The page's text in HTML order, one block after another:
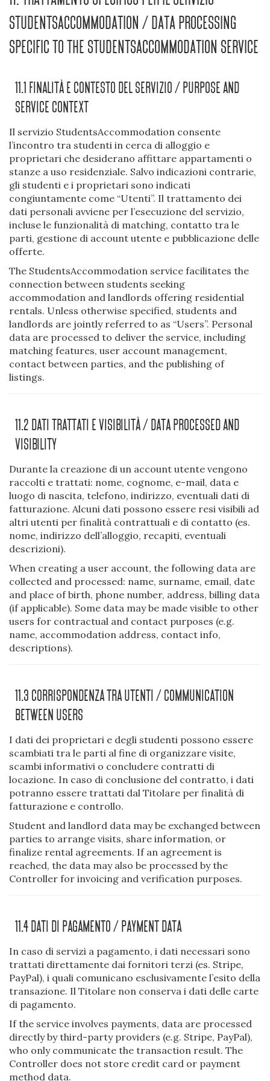
StudentsAccommodation / Data Processing
Specific to the StudentsAccommodation Service
11.1 Finalità E Contesto Del Servizio / Purpose And
Service Context
Il servizio StudentsAccommodation consente
l’incontro tra studenti in cerca di alloggio e
proprietari che desiderano affittare appartamenti o
stanze a uso residenziale. Salvo indicazioni contrarie,
gli studenti e i proprietari sono indicati
congiuntamente come “Utenti”. Il trattamento dei
dati personali avviene per l’esecuzione del servizio,
incluse le funzionalità di matching, contatto tra le
parti, gestione di account utente e pubblicazione delle
offerte.
The StudentsAccommodation service facilitates the
connection between students seeking
accommodation and landlords offering residential
rentals. Unless otherwise specified, students and
landlords are jointly referred to as “Users”. Personal
data are processed to deliver the service, including
matching features, user account management,
contact between parties, and the publishing of
listings.
11.2 Dati Trattati E Visibilità / Data Processed And
Visibility
Durante la creazione di un account utente vengono
raccolti e trattati: nome, cognome, e-mail, data e
luogo di nascita, telefono, indirizzo, eventuali dati di
fatturazione. Alcuni dati possono essere resi visibili ad
altri utenti per finalità contrattuali e di contatto (es.
nome, indirizzo dell’alloggio, recapiti, eventuali
descrizioni).
When creating a user account, the following data are
collected and processed: name, surname, email, date
and place of birth, phone number, address, billing data
(if applicable). Some data may be made visible to other
users for contractual and contact purposes (e.g.
name, accommodation address, contact info,
descriptions).
11.3 Corrispondenza Tra Utenti / Communication
Between Users
I dati dei proprietari e degli studenti possono essere
scambiati tra le parti al fine di organizzare visite,
scambi informativi o concludere contratti di
locazione. In caso di conclusione del contratto, i dati
potranno essere trattati dal Titolare per finalità di
fatturazione e controllo.
Student and landlord data may be exchanged between
parties to arrange visits, share information, or
finalize rental agreements. If an agreement is
reached, the data may also be processed by the
Controller for invoicing and verification purposes.
11.4 Dati Di Pagamento / Payment Data
In caso di servizi a pagamento, i dati necessari sono
trattati direttamente dai fornitori terzi (es. Stripe,
PayPal), i quali comunicano esclusivamente l’esito della
transazione. Il Titolare non conserva i dati delle carte
di pagamento.
If the service involves payments, data are processed
directly by third-party providers (e.g. Stripe, PayPal),
who only communicate the transaction result. The
Controller does not store credit card or payment
method data.